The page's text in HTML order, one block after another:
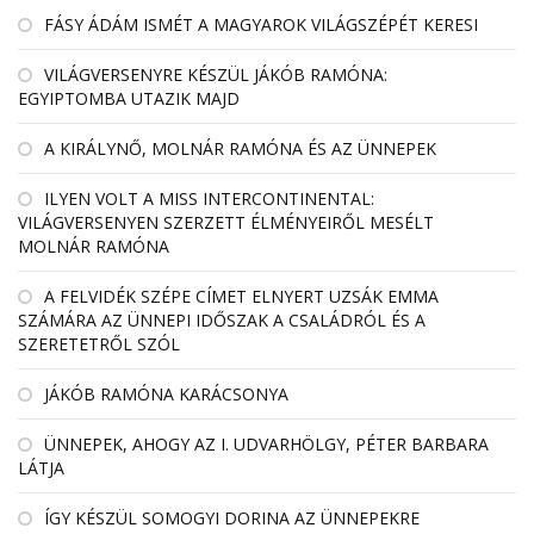
FÁSY ÁDÁM ISMÉT A MAGYAROK VILÁGSZÉPÉT KERESI
VILÁGVERSENYRE KÉSZÜL JÁKÓB RAMÓNA:
EGYIPTOMBA UTAZIK MAJD
A KIRÁLYNŐ, MOLNÁR RAMÓNA ÉS AZ ÜNNEPEK
ILYEN VOLT A MISS INTERCONTINENTAL:
VILÁGVERSENYEN SZERZETT ÉLMÉNYEIRŐL MESÉLT
MOLNÁR RAMÓNA
A FELVIDÉK SZÉPE CÍMET ELNYERT UZSÁK EMMA
SZÁMÁRA AZ ÜNNEPI IDŐSZAK A CSALÁDRÓL ÉS A
SZERETETRŐL SZÓL
JÁKÓB RAMÓNA KARÁCSONYA
ÜNNEPEK, AHOGY AZ I. UDVARHÖLGY, PÉTER BARBARA
LÁTJA
ÍGY KÉSZÜL SOMOGYI DORINA AZ ÜNNEPEKRE